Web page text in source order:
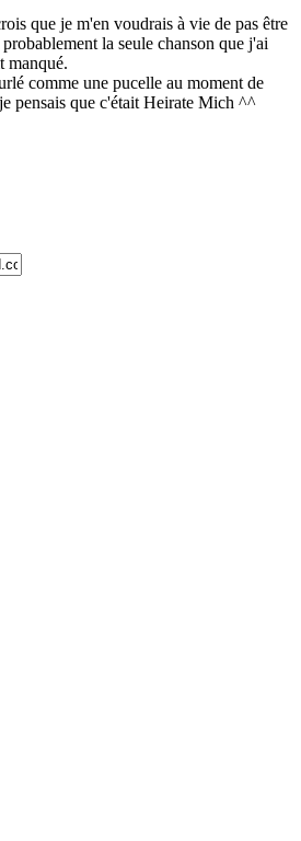
que je m'en voudrais à vie de pas être
la seule chanson que j'ai
manqué.
comme une pucelle au moment de
pensais que c'était Heirate Mich ^^